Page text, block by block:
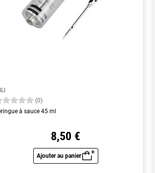
(0)
à sauce 45 ml
8,50 €
Ajouter au panier
Aperçu rapide